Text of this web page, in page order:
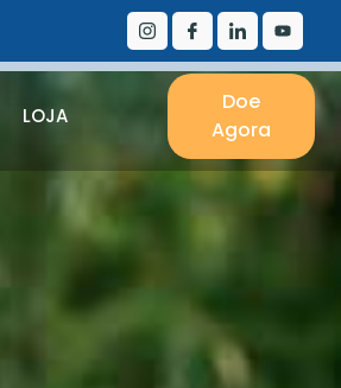
LOJA
Doe
Agora